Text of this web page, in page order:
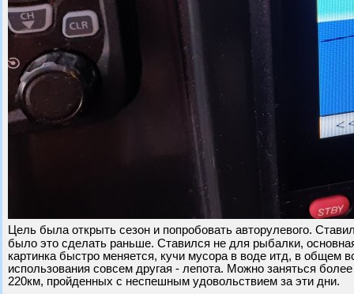
Цель была открыть сезон и попробовать авторулевого.
было это сделать раньше. Ставился не для рыбалки,
картинка быстро меняется, кучи мусора в воде итд, в общем
использования совсем другая - лепота. Можно заняться
220км, пройденных с неспешным удовольствием за эти дни.